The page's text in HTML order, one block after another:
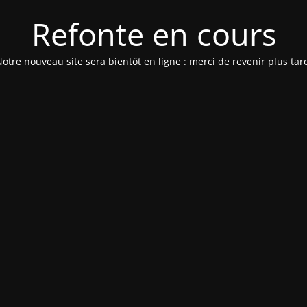
Refonte en cours
nouveau site sera bientôt en ligne : merci de revenir plus